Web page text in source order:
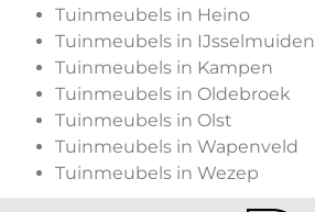
Tuinmeubels in Heino
Tuinmeubels in IJsselmuiden
Tuinmeubels in Kampen
Tuinmeubels in Oldebroek
Tuinmeubels in Olst
Tuinmeubels in Wapenveld
Tuinmeubels in Wezep